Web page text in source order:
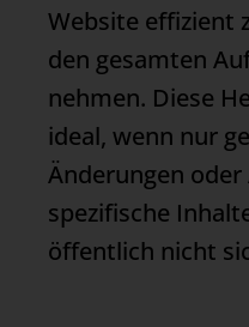
Website effizient
den gesamten
nehmen. Diese
ideal, wenn nur
Änderungen
spezifische
öffentlich nicht